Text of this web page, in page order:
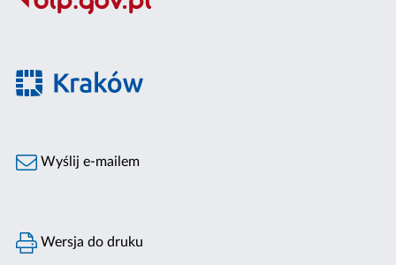
Wyślij e-mailem
Wersja do druku